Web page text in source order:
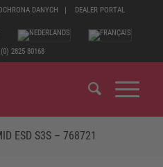
DANYCH DEALER PORTAL
2825 80168
ESD S3S – 768721